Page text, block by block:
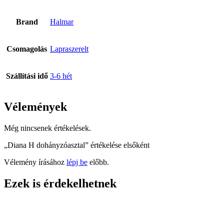
Brand Halmar
Csomagolás Lapraszerelt
Szállítási idő 3-6 hét
Vélemények
Még nincsenek értékelések.
„Diana H dohányzóasztal” értékelése elsőként
Vélemény írásához lépj be előbb.
Ezek is érdekelhetnek